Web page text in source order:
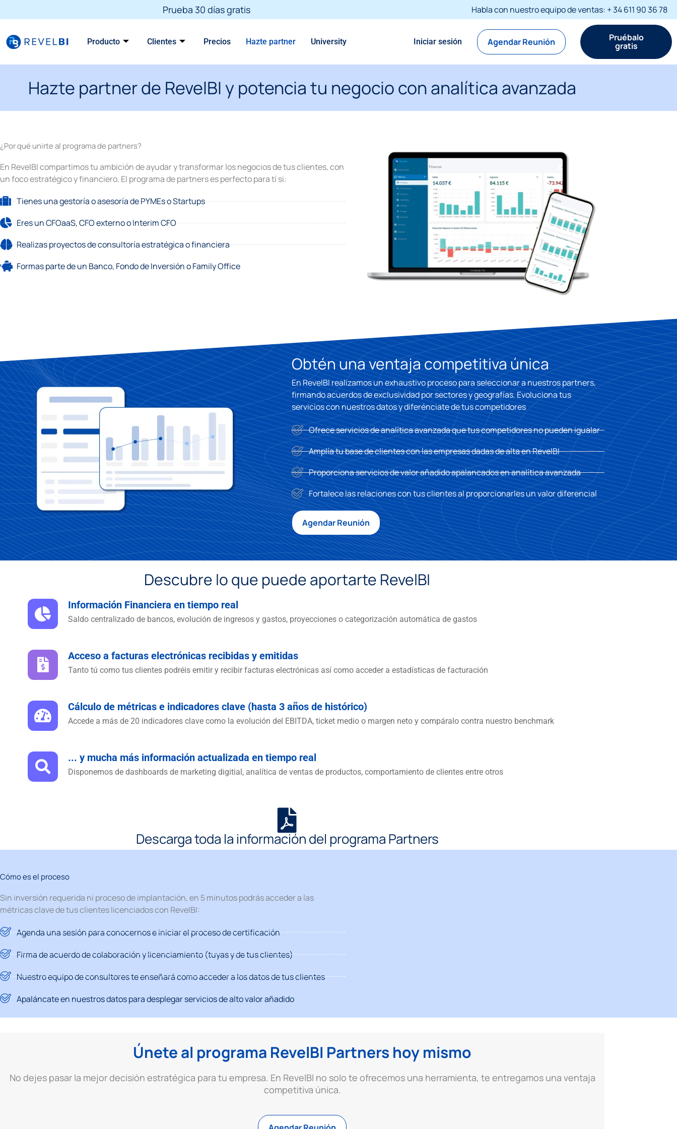
to
Prueba 30 días gratis Habla con nuestro equipo de ventas: + 34 611 90 36 78
Producto Clientes Precios Hazte partner University Iniciar sesión Agendar Reunión Pruébalo
gratis
Hazte partner de RevelBI y potencia tu negocio con analítica avanzada
¿Por qué unirte al programa de partners?
En RevelBI compartimos tu ambición de ayudar y transformar los negocios de tus clientes, con
un foco estratégico y financiero. El programa de partners es perfecto para tí si:
Tienes una gestoría o asesoría de PYMEs o Startups
Eres un CFOaaS, CFO externo o Interim CFO
Realizas proyectos de consultoría estratégica o financiera
Formas parte de un Banco, Fondo de Inversión o Family Office
Obtén una ventaja competitiva única
En RevelBI realizamos un exhaustivo proceso para seleccionar a nuestros partners,
firmando acuerdos de exclusividad por sectores y geografías. Evoluciona tus
servicios con nuestros datos y diferénciate de tus competidores
Ofrece servicios de analítica avanzada que tus competidores no pueden igualar​
Amplía tu base de clientes con las empresas dadas de alta en RevelBI
Proporciona servicios de valor añadido apalancados en analítica avanzada
Fortalece las relaciones con tus clientes al proporcionarles un valor diferencial​
Agendar Reunión
Descubre lo que puede aportarte RevelBI
Información Financiera en tiempo real
Saldo centralizado de bancos, evolución de ingresos y gastos, proyecciones o categorización automática de gastos
Acceso a facturas electrónicas recibidas y emitidas
Tanto tú como tus clientes podréis emitir y recibir facturas electrónicas así como acceder a estadísticas de facturación
Cálculo de métricas e indicadores clave (hasta 3 años de histórico)
Accede a más de 20 indicadores clave como la evolución del EBITDA, ticket medio o margen neto y compáralo contra nuestro benchmark
... y mucha más información actualizada en tiempo real
Disponemos de dashboards de marketing digitial, analítica de ventas de productos, comportamiento de clientes entre otros
Descarga toda la información del programa Partners
Cómo es el proceso
Sin inversión requerida ni proceso de implantación, en 5 minutos podrás acceder a las
métricas clave de tus clientes licenciados con RevelBI:
Agenda una sesión para conocernos e iniciar el proceso de certificación
Firma de acuerdo de colaboración y licenciamiento (tuyas y de tus clientes)
Nuestro equipo de consultores te enseñará como acceder a los datos de tus clientes
Apaláncate en nuestros datos para desplegar servicios de alto valor añadido
Únete al programa RevelBI Partners hoy mismo
No dejes pasar la mejor decisión estratégica para tu empresa. En RevelBI no solo te ofrecemos una herramienta, te entregamos una ventaja
competitiva única.